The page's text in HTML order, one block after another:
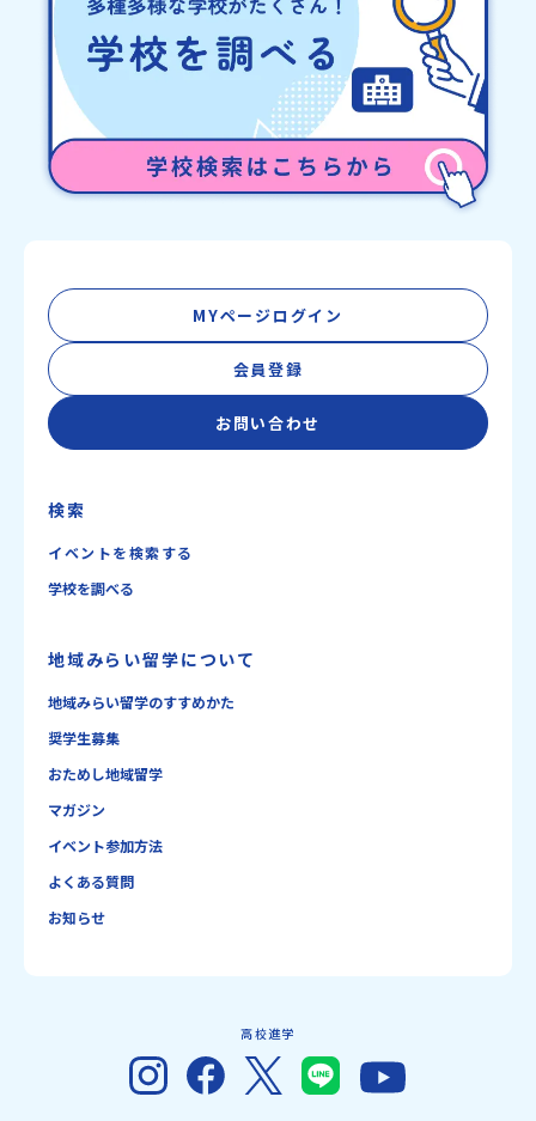
MYページログイン
会員登録
お問い合わせ
検索
イベントを検索する
学校を調べる
地域みらい留学について
地域みらい留学のすすめかた
奨学生募集
おためし地域留学
マガジン
イベント参加方法
よくある質問
お知らせ
高校進学